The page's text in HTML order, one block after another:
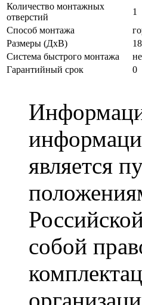
Количество монтажных
отверстий
1
Способ монтажа
Размеры (ДхВ)
Система быстрого монтажа
Гарантийный срок
0
является
собой